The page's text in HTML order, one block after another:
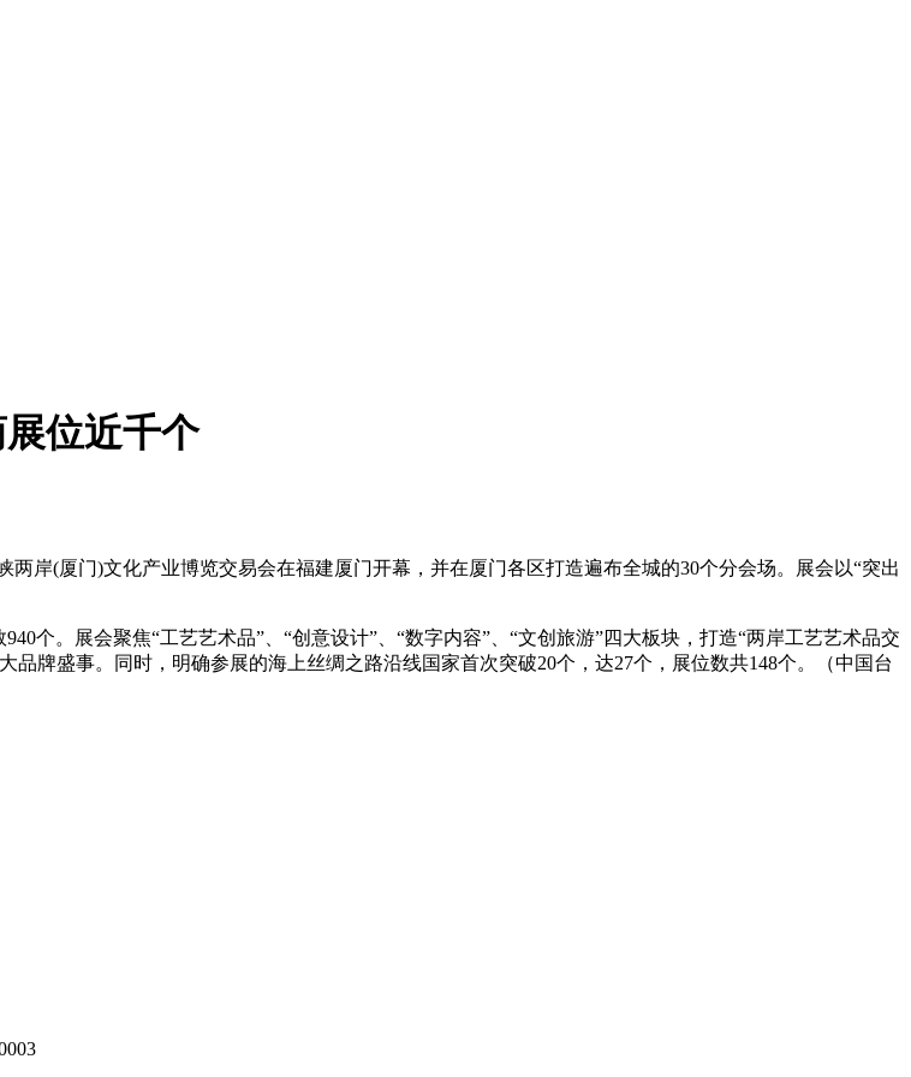
位近千个
(厦门)文化产业博览交易会在福建厦门开幕，并在厦门各区打造遍布全城的30个分会场。展会以“突出
。展会聚焦“工艺艺术品”、“创意设计”、“数字内容”、“文创旅游”四大板块，打造“两岸工艺艺术品交
品牌盛事。同时，明确参展的海上丝绸之路沿线国家首次突破20个，达27个，展位数共148个。（中国台